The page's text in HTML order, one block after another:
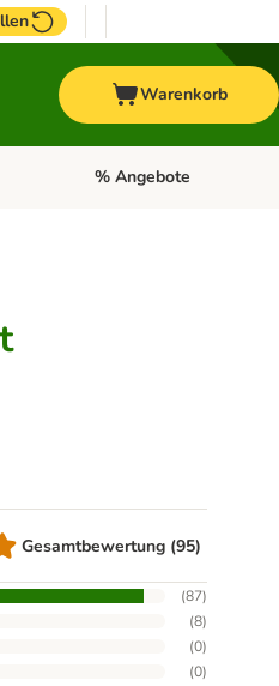
Warenkorb
PferdKategorie-Menü öffnen:
% Angebote
Gesamtbewertung (95)
(87)
(8)
(0)
(0)